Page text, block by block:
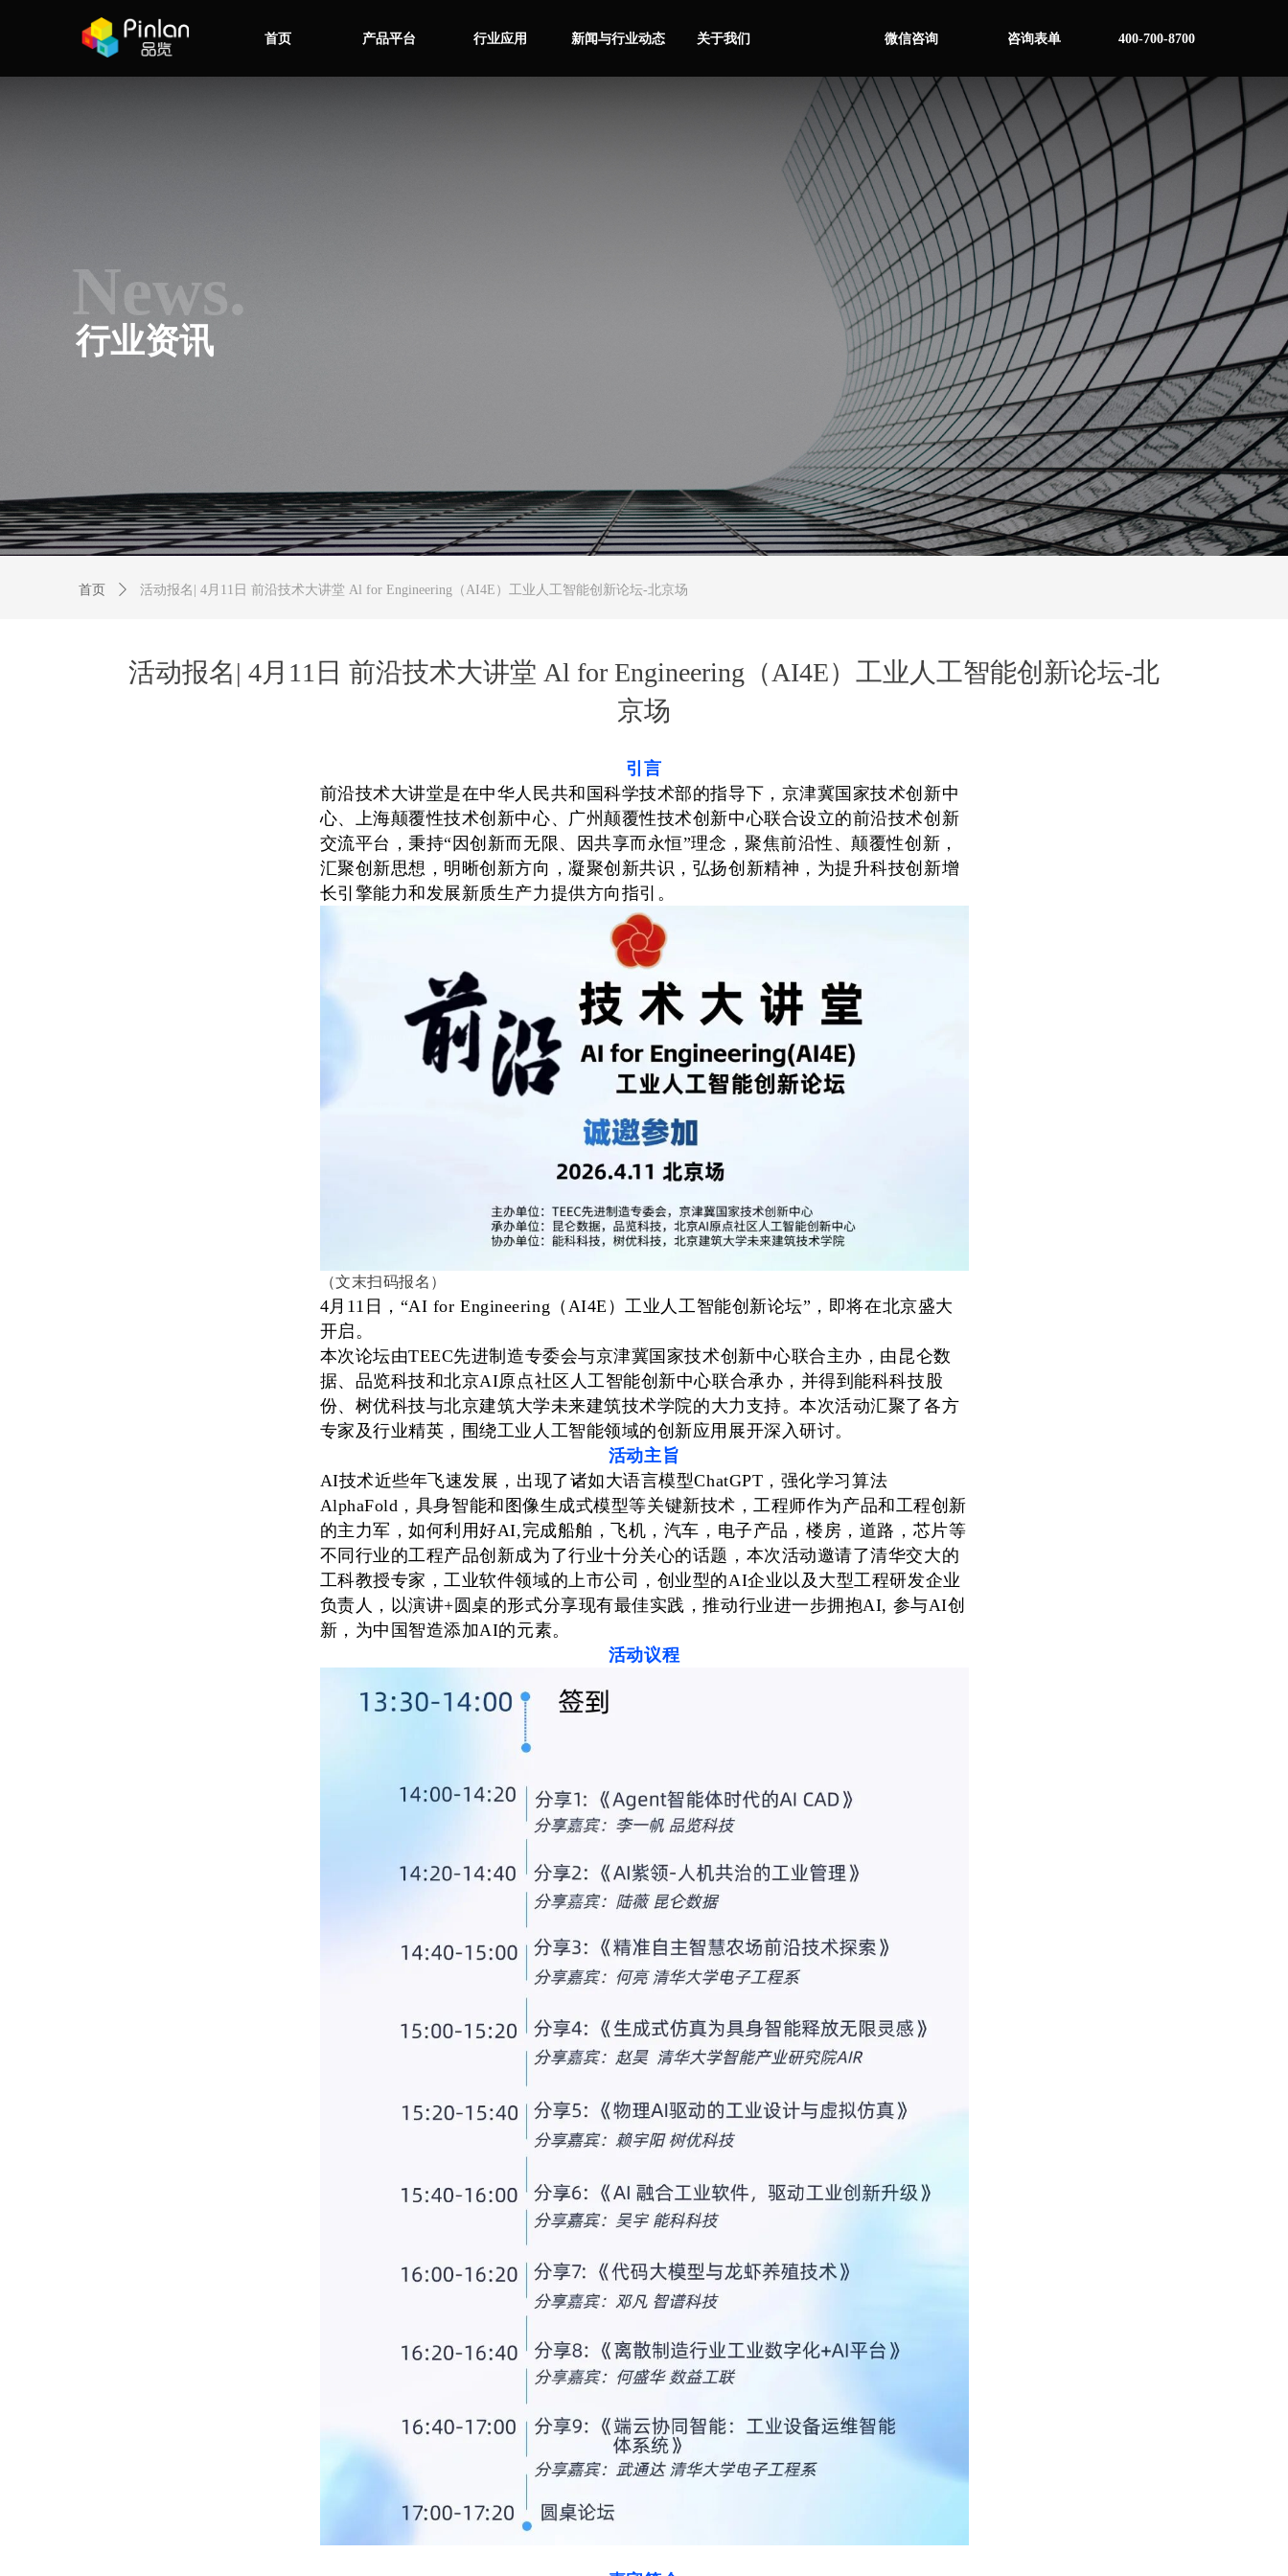
首页 产品平台 行业应用 新闻与行业动态 关于我们 微信咨询 咨询表单 400-700-8700
活动报名| 4月11日 前沿技术大讲堂 Al for Engineering（AI4E）工业人工智能创新论坛-北
京场
引言
前沿技术大讲堂是在中华人民共和国科学技术部的指导下，京津冀国家技术创新中
心、上海颠覆性技术创新中心、广州颠覆性技术创新中心联合设立的前沿技术创新
交流平台，秉持“因创新而无限、因共享而永恒”理念，聚焦前沿性、颠覆性创新，
汇聚创新思想，明晰创新方向，凝聚创新共识，弘扬创新精神，为提升科技创新增
长引擎能力和发展新质生产力提供方向指引。
（文末扫码报名）
4月11日，“AI for Engineering（AI4E）工业人工智能创新论坛”，即将在北京盛大
开启。
本次论坛由TEEC先进制造专委会与京津冀国家技术创新中心联合主办，由 昆仑数
据、品览科技和北京AI原点社区人工智能创新中心联合承办，并得到能科科技股
份、 树优科技与北京建筑大学未来建筑技术学院的大力支持。本次活动汇聚了各方
专家及行业精英，围绕工业人工智能领域的创新应用展开深入研讨。
活动主旨
AI技术近些年飞速发展，出现了诸如大语言模型ChatGPT，强化学习算法
AlphaFold，具身智能和图像生成式模型等关键新技术，工程师作为产品和工程创新
的主力军，如何利用好AI,完成船舶，飞机，汽车，电子产品，楼房，道路，芯片等
不同行业的工程产品创新成为了行业十分关心的话题，本次活动邀请了清华交大的
工科教授专家，工业软件领域的上市公司，创业型的AI企业以及大型工程研发企业
负责人，以演讲+圆桌的形式分享现有最佳实践，推动行业进一步拥抱AI, 参与AI创
新，为中国智造添加AI的元素。
活动议程
News.
行业资讯
首页 ꄲ 活动报名| 4月11日 前沿技术大讲堂 Al for Engineering（AI4E）工业人工智能创新论坛-北京场